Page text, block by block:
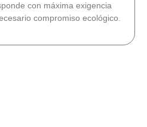
con máxima exigencia
compromiso ecológico.